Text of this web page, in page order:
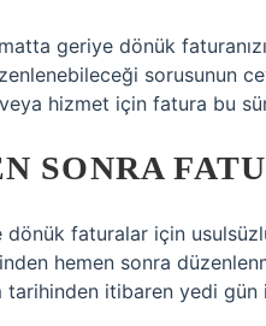
geriye dönük
sorusunun
hizmet için fatura bu
SONRA
faturalar için
hemen sonra
tarihinden itibaren yedi